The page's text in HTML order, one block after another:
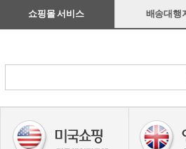
쇼핑몰 서비스 배송대행